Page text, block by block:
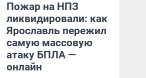
Пожар на НПЗ
ликвидировали: как
Ярославль пережил
самую массовую
атаку БПЛА —
онлайн